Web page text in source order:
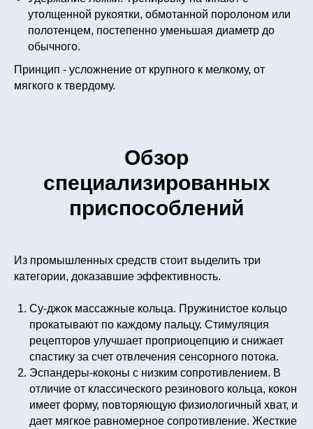
утолщенной рукоятки, обмотанной поролоном или
полотенцем, постепенно уменьшая диаметр до
обычного.
Принцип - усложнение от крупного к мелкому, от
мягкого к твердому.
Обзор
специализированных
приспособлений
Из промышленных средств стоит выделить три
категории, доказавшие эффективность.
Су-джок массажные кольца. Пружинистое кольцо
прокатывают по каждому пальцу. Стимуляция
рецепторов улучшает проприоцепцию и снижает
спастику за счет отвлечения сенсорного потока.
Эспандеры-коконы с низким сопротивлением. В
отличие от классического резинового кольца, кокон
имеет форму, повторяющую физиологичный хват, и
дает мягкое равномерное сопротивление. Жесткие